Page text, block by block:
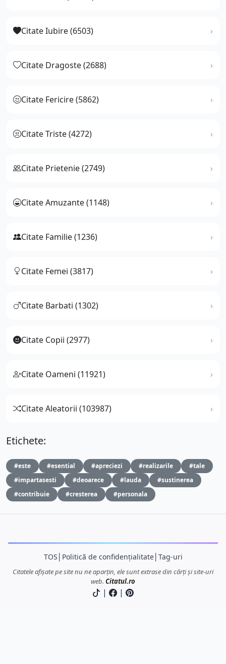
Citate Iubire (6503)
Citate Dragoste (2688)
Citate Fericire (5862)
Citate Triste (4272)
Citate Prietenie (2749)
Citate Amuzante (1148)
Citate Familie (1236)
Citate Femei (3817)
Citate Barbati (1302)
Citate Copii (2977)
Citate Oameni (11921)
Citate Aleatorii (103987)
Etichete:
#este #esential #apreciezi #realizarile
#tale
#impartasesti
#deoarece #lauda
#sustinerea
#contribuie
#cresterea #personala
TOS Politică de confidențialitate│ Tag-uri
Citatele afișate pe site nu ne aparțin, ele sunt extrase din cărți și site-uri
web. Citatul.ro
| |